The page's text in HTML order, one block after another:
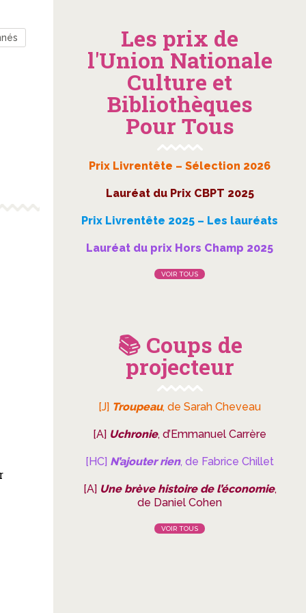
Les prix de
l'Union Nationale
Culture et
Bibliothèques
Pour Tous
Prix Livrentête – Sélection 2026
Lauréat du Prix CBPT 2025
Prix Livrentête 2025 – Les lauréats
Lauréat du prix Hors Champ 2025
VOIR TOUS
📚 Coups de
projecteur
[J] Troupeau, de Sarah Cheveau
[A] Uchronie, d’Emmanuel Carrère
[HC] N’ajouter rien, de Fabrice Chillet
[A] Une brève histoire de l’économie,
de Daniel Cohen
VOIR TOUS